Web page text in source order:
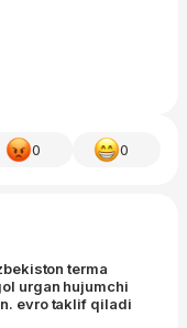
0 0
terma
urgan hujumchi
evro taklif qiladi